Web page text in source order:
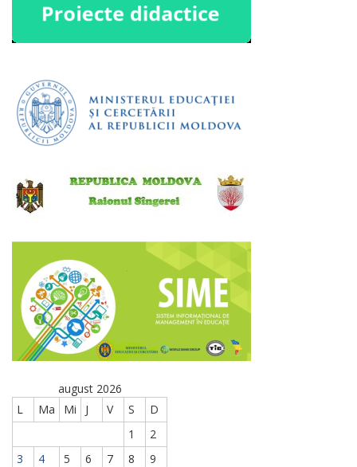
august 2026
L
Ma Mi J V S
D
1
2
3
4 5 6 7 8
9